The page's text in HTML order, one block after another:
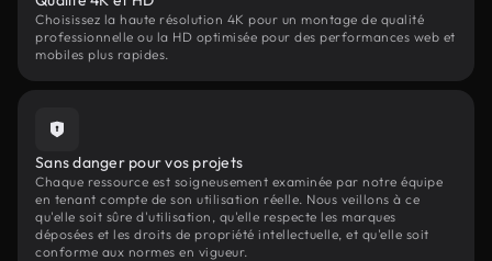
Choisissez la haute résolution 4K pour un montage de qualité
professionnelle ou la HD optimisée pour des performances web et
mobiles plus rapides.
Sans danger pour vos projets
Chaque ressource est soigneusement examinée par notre équipe
en tenant compte de son utilisation réelle. Nous veillons à ce
qu'elle soit sûre d'utilisation, qu'elle respecte les marques
déposées et les droits de propriété intellectuelle, et qu'elle soit
conforme aux normes en vigueur.